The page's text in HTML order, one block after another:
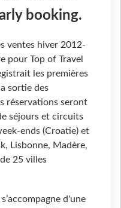
booking.
ventes hiver 2012-
pour Top of Travel
les premières
sortie des
réservations seront
séjours et circuits
ends (Croatie) et
Lisbonne, Madère,
25 villes
d'une